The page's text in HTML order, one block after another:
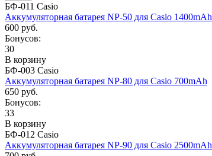
БФ-011 Casio
Аккумуляторная батарея NP-50 для Casio 1400mAh
600 руб.
Бонусов:
30
В корзину
БФ-003 Casio
Аккумуляторная батарея NP-80 для Casio 700mAh
650 руб.
Бонусов:
33
В корзину
БФ-012 Casio
Аккумуляторная батарея NP-90 для Casio 2500mAh